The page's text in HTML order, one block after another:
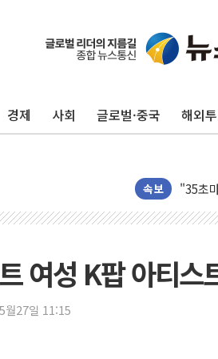
경제 사회 글로벌·중국 해외
속보
지방공
예천
한병도
원내대
[컨콜
[컨콜]
HDC
여성 K팝 아티스
월27일 11:15